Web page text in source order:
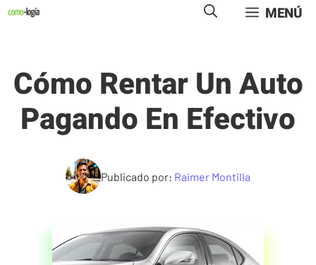
Saltar
MENÚ
Cómo Rentar Un Auto
Pagando En Efectivo
Publicado por: Raimer Montilla